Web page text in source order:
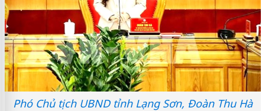
Phó Chủ tịch UBND tỉnh Lạng Sơn, Đoàn Thu Hà